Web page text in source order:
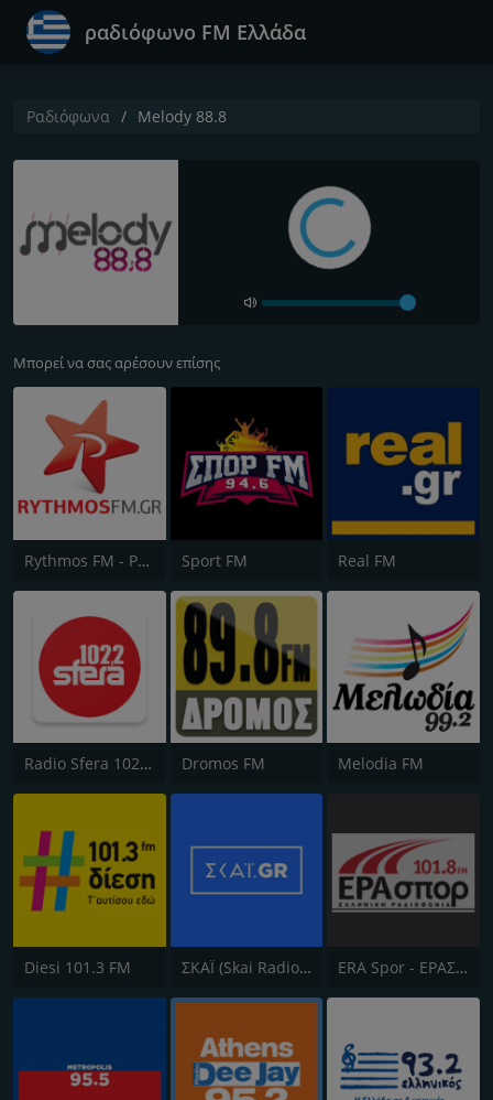
ραδιόφωνο FM Ελλάδα
Ραδιόφωνα Melody 88.8
Μπορεί να σας αρέσουν επίσης
Rythmos FM - Ρυθμος 94.9 Sport FM Real FM
Radio Sfera 102.2 FM Dromos FM Melodia FM
Diesi 101.3 FM ΣΚΑΪ (Skai Radio 100.3) ERA Spor - ΕΡΑΣΠΟΡ